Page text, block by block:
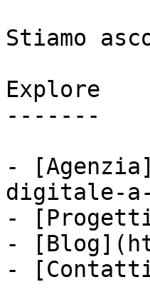
Stiamo
Explore
-------
-
digitale-a-
-
-
-